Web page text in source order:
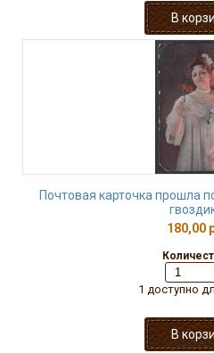
Почтовая карточка прошла
180,00
1 доступно